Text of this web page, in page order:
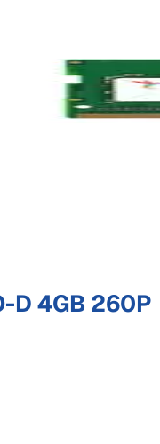
D 4GB 260P